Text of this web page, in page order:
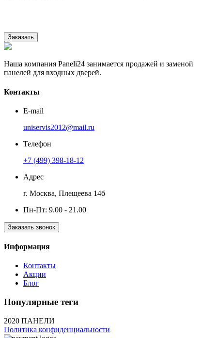
Заказать
Наша компания Paneli24 занимается продажей и заменой
панелей для входных дверей.
Контакты
E-mail
uniservis2012@mail.ru
Телефон
+7 (499) 398-18-12
Адрес
г. Москва, Плещеева 14б
Пн-Пт: 9.00 - 21.00
Заказать звонок
Информация
Контакты
Акции
Блог
Популярные теги
2020 ПАНЕЛИ
Политика конфиденциальности